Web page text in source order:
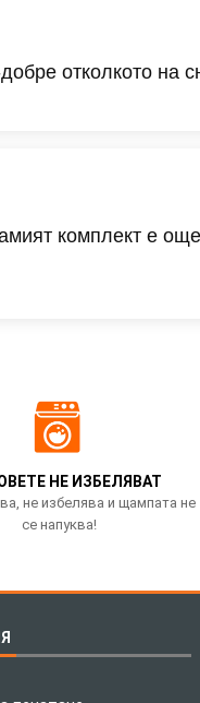
отколкото на
комплект е
НЕ ИЗБЕЛЯВАТ
не избелява и щампата не
се напуква!